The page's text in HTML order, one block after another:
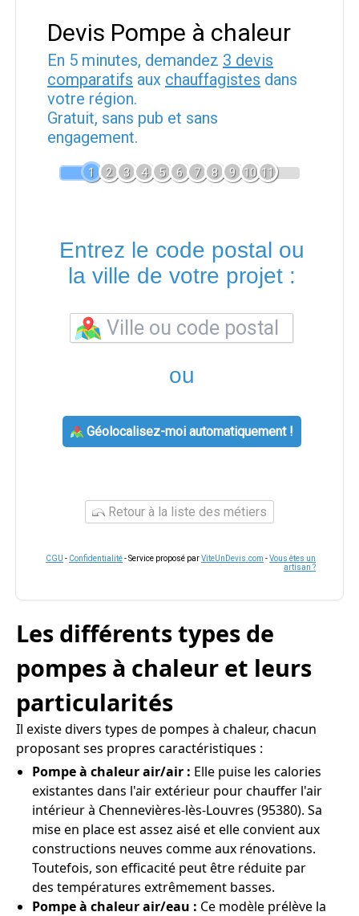
Devis Pompe à chaleur
En 5 minutes, demandez 3 devis
comparatifs aux chauffagistes dans
votre région.
Gratuit, sans pub et sans
engagement.
1 2 3 4 5 6 7 8 9 10 11
Entrez le code postal ou
la ville de votre projet :
ou
Géolocalisez-moi automatiquement !
Retour à la liste des métiers
CGU - Confidentialité- Service proposé parViteUnDevis.com -Vous êtes un
artisan ?
Les différents types de
pompes à chaleur et leurs
particularités
Il existe divers types de pompes à chaleur, chacun
proposant ses propres caractéristiques :
Pompe à chaleur air/air : Elle puise les calories
existantes dans l'air extérieur pour chauffer l'air
intérieur à Chennevières-lès-Louvres (95380). Sa
mise en place est assez aisé et elle convient aux
constructions neuves comme aux rénovations.
Toutefois, son efficacité peut être réduite par
des températures extrêmement basses.
Pompe à chaleur air/eau : Ce modèle prélève la